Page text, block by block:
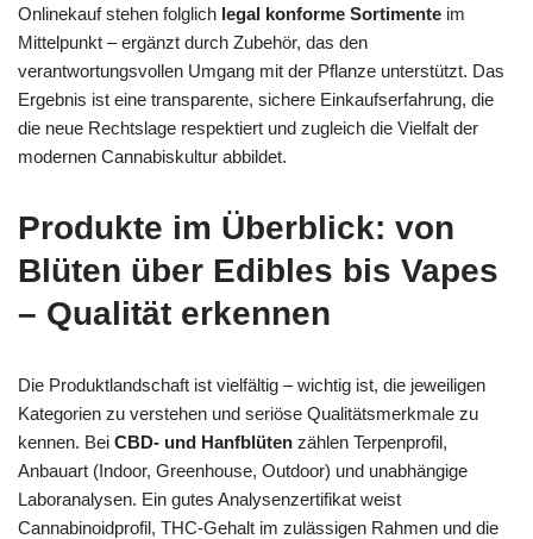
Onlinekauf stehen folglich legal konforme Sortimente im
Mittelpunkt – ergänzt durch Zubehör, das den
verantwortungsvollen Umgang mit der Pflanze unterstützt. Das
Ergebnis ist eine transparente, sichere Einkaufserfahrung, die
die neue Rechtslage respektiert und zugleich die Vielfalt der
modernen Cannabiskultur abbildet.
Produkte im Überblick: von
Blüten über Edibles bis Vapes
– Qualität erkennen
Die Produktlandschaft ist vielfältig – wichtig ist, die jeweiligen
Kategorien zu verstehen und seriöse Qualitätsmerkmale zu
kennen. Bei CBD- und Hanfblüten zählen Terpenprofil,
Anbauart (Indoor, Greenhouse, Outdoor) und unabhängige
Laboranalysen. Ein gutes Analysenzertifikat weist
Cannabinoidprofil, THC-Gehalt im zulässigen Rahmen und die